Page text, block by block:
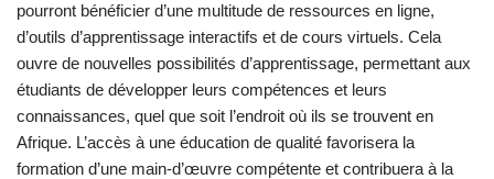
pourront bénéficier d’une multitude de ressources en ligne,
d’outils d’apprentissage interactifs et de cours virtuels. Cela
ouvre de nouvelles possibilités d’apprentissage, permettant aux
étudiants de développer leurs compétences et leurs
connaissances, quel que soit l’endroit où ils se trouvent en
Afrique. L’accès à une éducation de qualité favorisera la
formation d’une main-d’œuvre compétente et contribuera à la